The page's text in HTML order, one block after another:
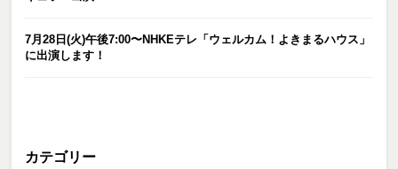
7月28日(火)午後7:00〜NHKEテレ「ウェルカム！よきまるハウス」
に出演します！
カテゴリー